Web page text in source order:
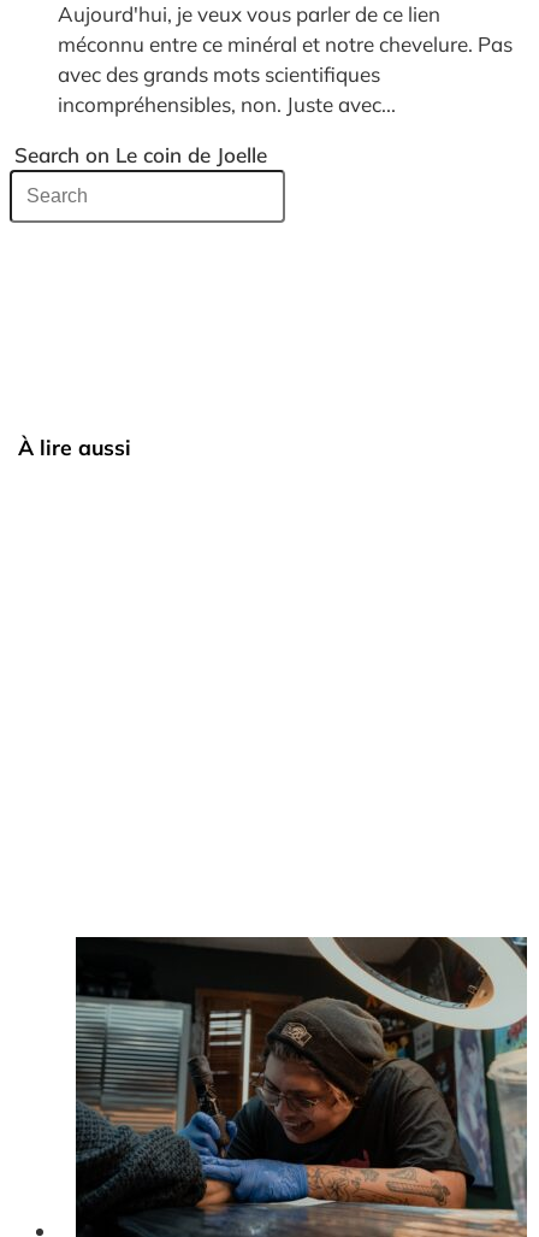
Aujourd'hui, je veux vous parler de ce lien
méconnu entre ce minéral et notre chevelure. Pas
avec des grands mots scientifiques
incompréhensibles, non. Juste avec...
Search on Le coin de Joelle
À lire aussi